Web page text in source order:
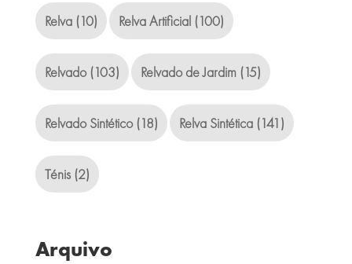
Relva(10) Relva Artificial(100)
Relvado(103) Relvado de Jardim(15)
Relvado Sintético(18) Relva Sintética(141)
Ténis(2)
Arquivo